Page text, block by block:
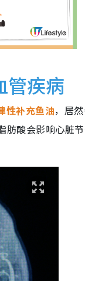
管疾病
性补充鱼油，居
肪酸会影响心脏